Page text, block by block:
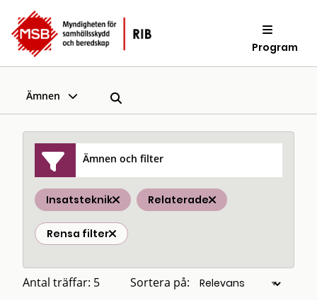
Program
Ämnen
Ämnen och filter
Insatsteknik Relaterade
Rensa filter
Antal träffar: 5 Sortera på: